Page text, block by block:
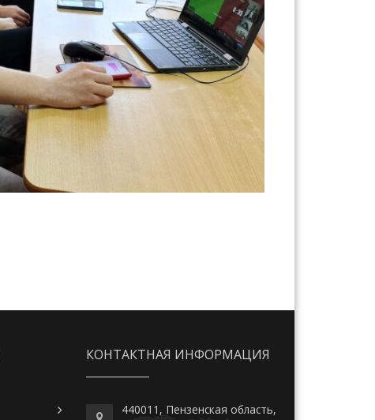
КОНТАКТНАЯ ИНФОРМАЦИЯ
440011, Пензенская область,